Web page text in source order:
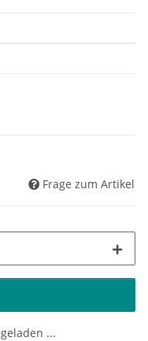
Frage zum Artikel
...